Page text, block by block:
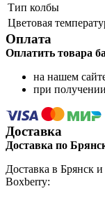
Тип колбы
Цветовая
Оплата
Оплатить товара
на нашем
при получении
Доставка
Доставка по
Доставка в Брянск
Boxberry: